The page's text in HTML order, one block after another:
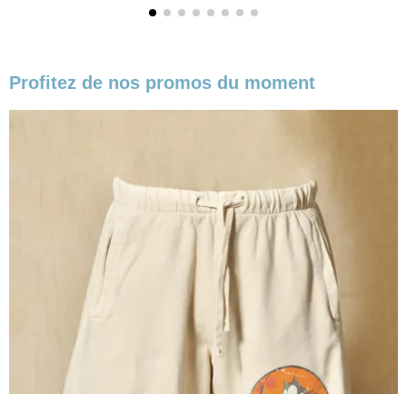
Profitez de nos promos du moment